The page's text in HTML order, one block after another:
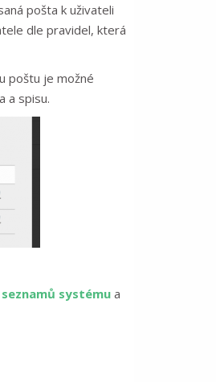
pošta k uživateli
dle pravidel, která
poštu je možné
a spisu.
seznamů systému a